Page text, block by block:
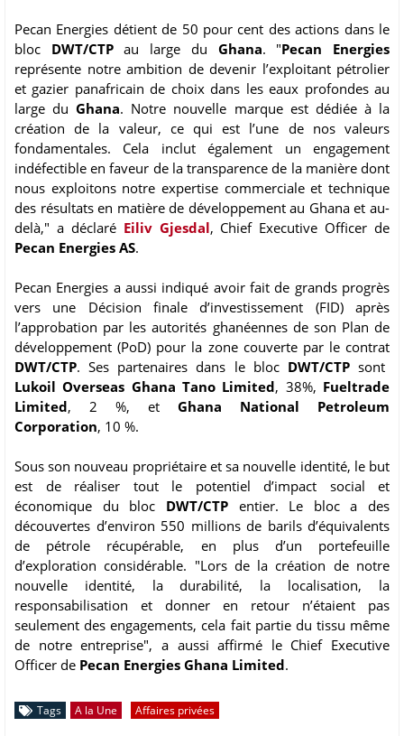
Pecan Energies détient de 50 pour cent des actions dans le
bloc DWT/CTPau large du Ghana. "Pecan Energies
représente notre ambition de devenir l’exploitant pétrolier
et gazier panafricain de choix dans les eaux profondes au
large duGhana. Notre nouvelle marque est dédiée à la
création de la valeur, ce qui est l’une de nos valeurs
fondamentales. Cela inclut également un engagement
indéfectible en faveur de la transparence de la manière dont
nous exploitons notre expertise commerciale et technique
des résultats en matière de développement au Ghana et au-
delà," a déclaré Eiliv Gjesdal, Chief Executive Officer de
Pecan Energies AS.
Pecan Energies a aussi indiqué avoir fait de grands progrès
vers une Décision finale d’investissement (FID) après
l’approbation par les autorités ghanéennes de son Plan de
développement (PoD) pour la zone couverte par le contrat
DWT/CTP. Ses partenaires dans le bloc DWT/CTPsont
Lukoil Overseas Ghana Tano Limited, 38%, Fueltrade
Limited, 2 %, et Ghana National Petroleum
Corporation, 10 %.
Sous son nouveau propriétaire et sa nouvelle identité, le but
est de réaliser tout le potentiel d’impact social et
économique du bloc DWT/CTPentier. Le bloc a des
découvertes d’environ 550 millions de barils d’équivalents
de pétrole récupérable, en plus d’un portefeuille
d’exploration considérable. "Lors de la création de notre
nouvelle identité, la durabilité, la localisation, la
responsabilisation et donner en retour n’étaient pas
seulement des engagements, cela fait partie du tissu même
de notre entreprise", a aussi affirmé le Chief Executive
Officer de Pecan Energies Ghana Limited.
Tags A la Une Affaires privées